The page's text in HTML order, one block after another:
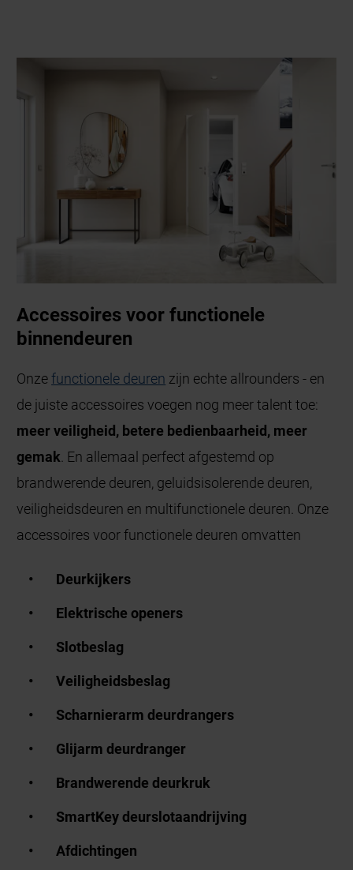
Accessoires voor functionele
binnendeuren
Onzefunctionele deuren zijn echte allrounders - en
de juiste accessoires voegen nog meer talent toe:
meer veiligheid, betere bedienbaarheid, meer
gemak. En allemaal perfect afgestemd op
brandwerende deuren, geluidsisolerende deuren,
veiligheidsdeuren en multifunctionele deuren. Onze
accessoires voor functionele deuren omvatten
Deurkijkers
Elektrische openers
Slotbeslag
Veiligheidsbeslag
Scharnierarm deurdrangers
Glijarm deurdranger
Brandwerende deurkruk
SmartKey deurslotaandrijving
Afdichtingen